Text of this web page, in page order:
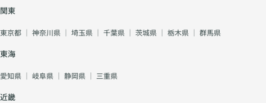
関東
東京都 ｜ 神奈川県 ｜ 埼玉県 ｜ 千葉県 ｜ 茨城県 ｜ 栃木県 ｜ 群馬県
東海
愛知県 ｜ 岐阜県 ｜ 静岡県 ｜ 三重県
近畿